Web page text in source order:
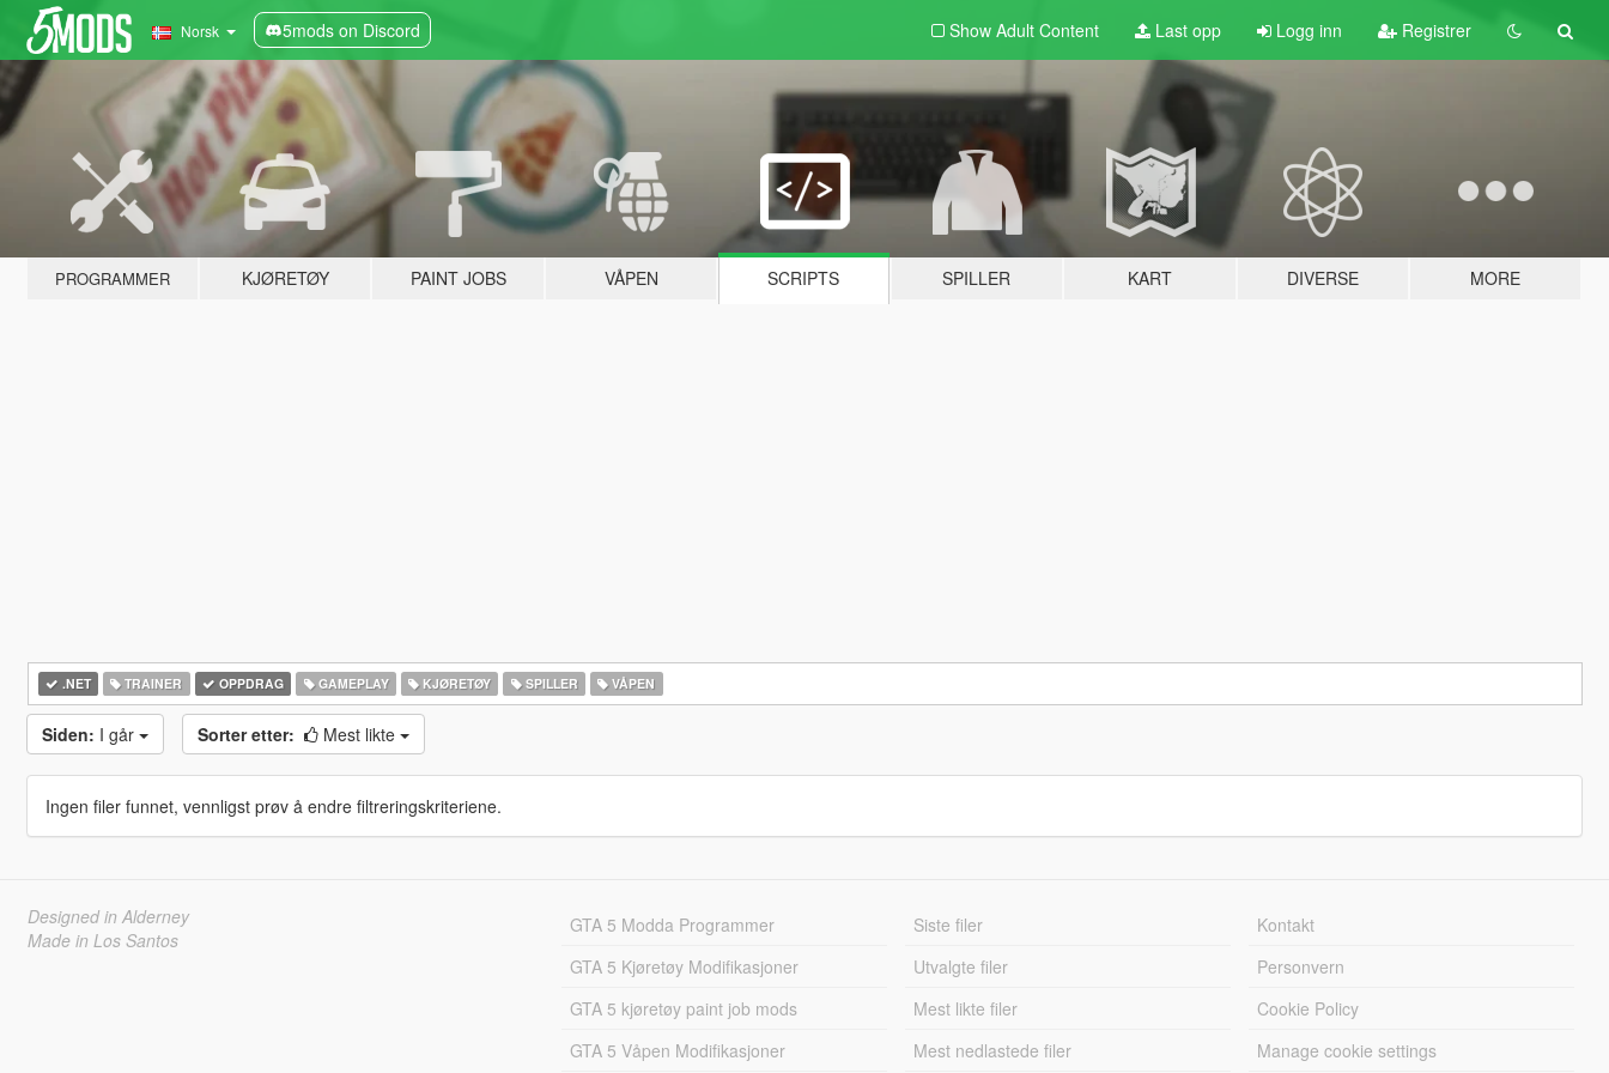
Norsk 5mods on Discord Show Adult Content Last opp Logg inn Registrer
PROGRAMMER KJØRETØY PAINT JOBS VÅPEN SCRIPTS SPILLER KART DIVERSE MORE
.NET TRAINER OPPDRAG GAMEPLAY KJØRETØY SPILLER VÅPEN
Siden: I går Sorter etter: Mest likte
Ingen filer funnet, vennligst prøv å endre filtreringskriteriene.
Designed in Alderney
Made in Los Santos
GTA 5 Modda Programmer
GTA 5 Kjøretøy Modifikasjoner
GTA 5 kjøretøy paint job mods
GTA 5 Våpen Modifikasjoner
Siste filer
Utvalgte filer
Mest likte filer
Mest nedlastede filer
Kontakt
Personvern
Cookie Policy
Manage cookie settings